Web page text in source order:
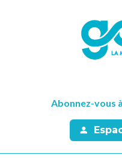
Abonnez-vous